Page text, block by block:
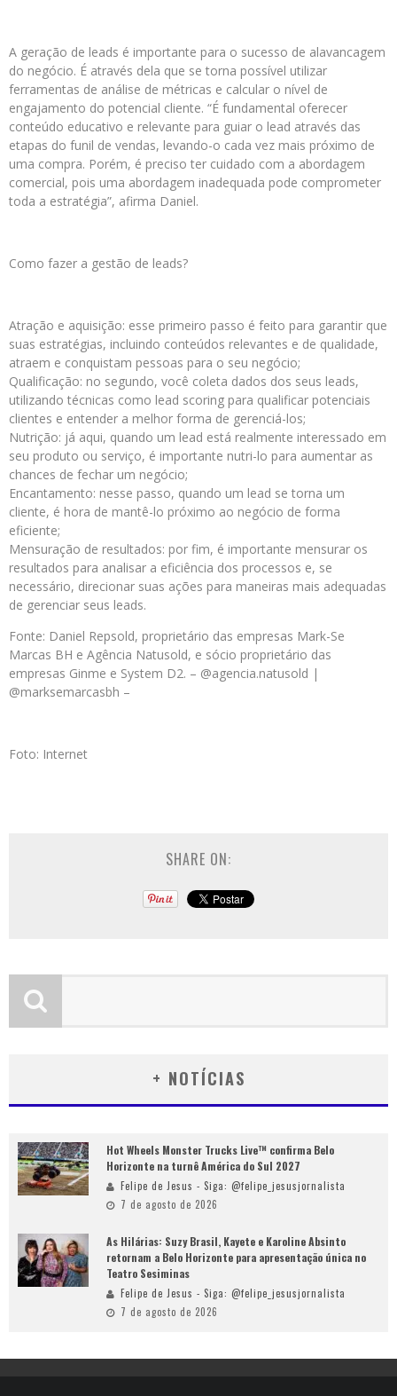
A geração de leads é importante para o sucesso de alavancagem
do negócio. É através dela que se torna possível utilizar
ferramentas de análise de métricas e calcular o nível de
engajamento do potencial cliente. “É fundamental oferecer
conteúdo educativo e relevante para guiar o lead através das
etapas do funil de vendas, levando-o cada vez mais próximo de
uma compra. Porém, é preciso ter cuidado com a abordagem
comercial, pois uma abordagem inadequada pode comprometer
toda a estratégia”, afirma Daniel.
Como fazer a gestão de leads?
Atração e aquisição: esse primeiro passo é feito para garantir que
suas estratégias, incluindo conteúdos relevantes e de qualidade,
atraem e conquistam pessoas para o seu negócio;
Qualificação: no segundo, você coleta dados dos seus leads,
utilizando técnicas como lead scoring para qualificar potenciais
clientes e entender a melhor forma de gerenciá-los;
Nutrição: já aqui, quando um lead está realmente interessado em
seu produto ou serviço, é importante nutri-lo para aumentar as
chances de fechar um negócio;
Encantamento: nesse passo, quando um lead se torna um
cliente, é hora de mantê-lo próximo ao negócio de forma
eficiente;
Mensuração de resultados: por fim, é importante mensurar os
resultados para analisar a eficiência dos processos e, se
necessário, direcionar suas ações para maneiras mais adequadas
de gerenciar seus leads.
Fonte: Daniel Repsold, proprietário das empresas Mark-Se
Marcas BH e Agência Natusold, e sócio proprietário das
empresas Ginme e System D2. – @agencia.natusold |
@marksemarcasbh –
Foto: Internet
SHARE ON:
+ NOTÍCIAS
Hot Wheels Monster Trucks Live™ confirma Belo
Horizonte na turnê América do Sul 2027
Felipe de Jesus - Siga: @felipe_jesusjornalista
7 de agosto de 2026
As Hilárias: Suzy Brasil, Kayete e Karoline Absinto
retornam a Belo Horizonte para apresentação única no
Teatro Sesiminas
Felipe de Jesus - Siga: @felipe_jesusjornalista
7 de agosto de 2026